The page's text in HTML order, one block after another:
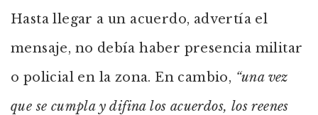
Hasta llegar a un acuerdo, advertía el
mensaje, no debía haber presencia militar
o policial en la zona. En cambio, “una vez
que se cumpla y difina los acuerdos, los reenes